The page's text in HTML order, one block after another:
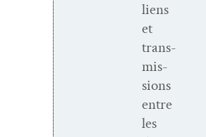
liens
et
trans­
mis­
sions
entre
les